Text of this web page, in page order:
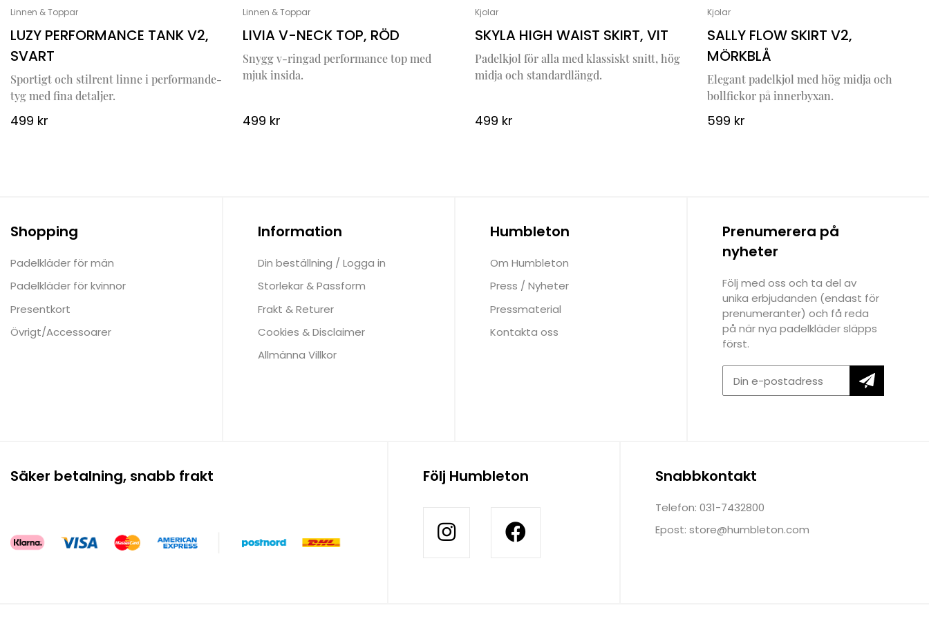
Linnen & Toppar
LUZY PERFORMANCE TANK V2,
SVART
Sportigt och stilrent linne i performande-
tyg med fina detaljer.
499 kr
Linnen & Toppar
LIVIA V-NECK TOP, RÖD
Snygg v-ringad performance top med
mjuk insida.
499 kr
Kjolar
SKYLA HIGH WAIST SKIRT, VIT
Padelkjol för alla med klassiskt snitt, hög
midja och standardlängd.
499 kr
Kjolar
SALLY FLOW SKIRT V2,
MÖRKBLÅ
Elegant padelkjol med hög midja och
bollfickor på innerbyxan.
599 kr
Shopping
Padelkläder för män
Padelkläder för kvinnor
Presentkort
Övrigt/Accessoarer
Information
Din beställning / Logga in
Storlekar & Passform
Frakt & Returer
Cookies & Disclaimer
Allmänna Villkor
Humbleton
Om Humbleton
Press / Nyheter
Pressmaterial
Kontakta oss
Prenumerera på
nyheter
Följ med oss och ta del av
unika erbjudanden (endast för
prenumeranter) och få reda
på när nya padelkläder släpps
först.
Säker betalning, snabb frakt Följ Humbleton Snabbkontakt
Telefon: 031-7432800
Epost: store@humbleton.com